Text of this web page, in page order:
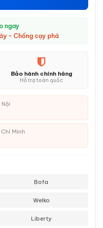
ngay
- Chống cạy phá
Bảo hành chính hãng
Hỗ trợ toàn quốc
Minh
Bofa
Welko
Liberty